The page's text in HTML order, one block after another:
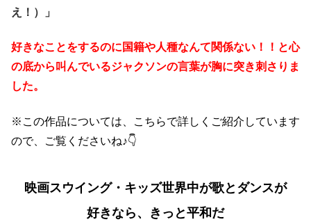
え！）」
好きなことをするのに国籍や人種なんて関係ない！！と心
の底から叫んでいるジャクソンの言葉が胸に突き刺さりま
した。
※この作品については、こちらで詳しくご紹介しています
ので、ご覧くださいね♪👇
映画スウイング・キッズ世界中が歌とダンスが
好きなら、きっと平和だ